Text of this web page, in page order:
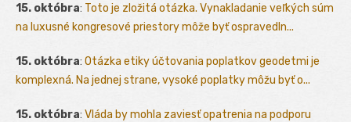
15. októbra: Toto je zložitá otázka. Vynakladanie veľkých súm
na luxusné kongresové priestory môže byť ospravedln...
15. októbra: Otázka etiky účtovania poplatkov geodetmi je
komplexná. Na jednej strane, vysoké poplatky môžu byť o...
15. októbra: Vláda by mohla zaviesť opatrenia na podporu